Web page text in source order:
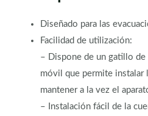
Diseñado para las
Facilidad de utilización:
– Dispone de un gatillo de
móvil que permite instalar
mantener a la vez el
– Instalación fácil de la